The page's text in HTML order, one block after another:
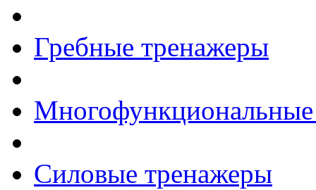
Гребные тренажеры
Силовые тренажеры